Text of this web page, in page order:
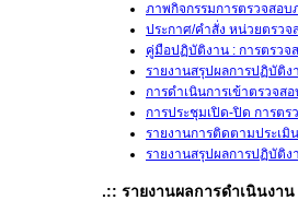
ภาพกิจกรรมการตรวจสอบ
ประกาศ/คำสั่ง หน่วยตรวจ
คู่มือปฏิบัติงาน : การตรวจ
รายงานสรุปผลการปฏิบัติ
การดำเนินการเข้าตรวจส
การประชุมเปิด-ปิด การตร
รายงานการติดตามประเ
รายงานสรุปผลการปฏิบัติ
.:: รายงานผลการดำเนินงาน